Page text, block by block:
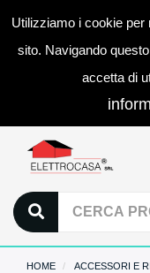
Utilizziamo i cookie
sito. Navigando
accetta di
HOME ACCESSORI E